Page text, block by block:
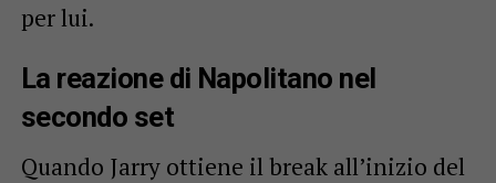
per lui.
La reazione di Napolitano nel
secondo set
Quando Jarry ottiene il break all’inizio del